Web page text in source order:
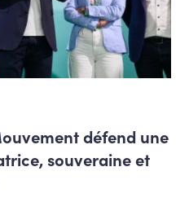
défend une
souveraine et